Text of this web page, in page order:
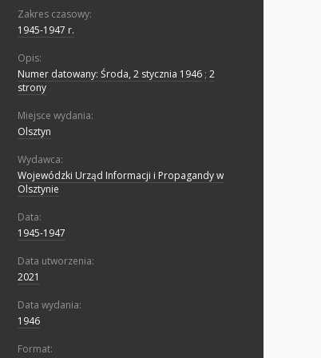
Zakres czasowy:
1945-1947 r.
Opis:
Numer datowany: Środa, 2 stycznia 1946 ; 2
strony
Miejsce wydania:
Olsztyn
Wydawca:
Wojewódzki Urząd Informacji i Propagandy w
Olsztynie
Data:
1945-1947
Data utworzenia:
2021
Data wydania:
1946
Format: